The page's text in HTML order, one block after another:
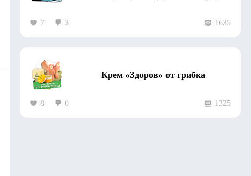
7 3 1635
Крем «Здоров» от грибка
8 0 1325